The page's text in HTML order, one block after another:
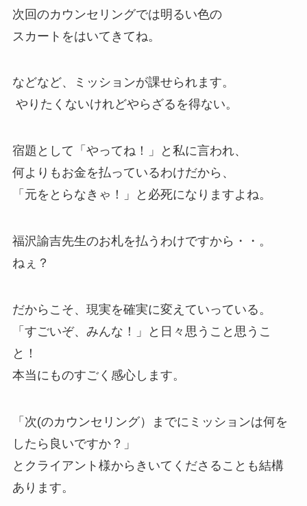
次回のカウンセリングでは明るい色の
スカートをはいてきてね。
などなど、ミッションが課せられます。
やりたくないけれどやらざるを得ない。
宿題として「やってね！」と私に言われ、
何よりもお金を払っているわけだから、
「元をとらなきゃ！」と必死になりますよね。
福沢諭吉先生のお札を払うわけですから・・。
ねぇ？
だからこそ、現実を確実に変えていっている。
「すごいぞ、みんな！」と日々思うこと思うこ
と！
本当にものすごく感心します。
「次(のカウンセリング）までにミッションは何を
したら良いですか？」
とクライアント様からきいてくださることも結構
あります。